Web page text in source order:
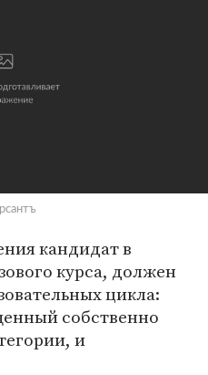
кандидат в
курса, должен
цикла:
собственно
и